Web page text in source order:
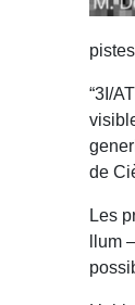
“3I/
de
Les
llum